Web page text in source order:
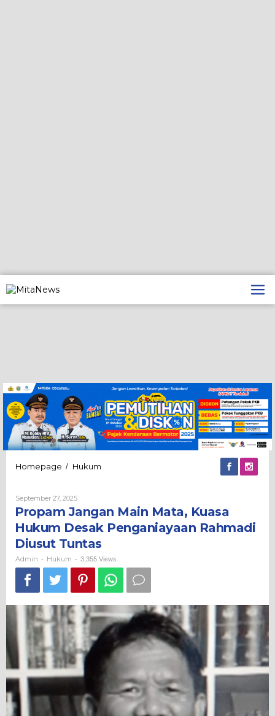
ke
konten
Homepage / Hukum
Kuasa
Desak
Penganiayaan
Diusut
Tuntas
September 27, 2025Oleh
Propam Jangan Main Mata, Kuasa
Hukum Desak Penganiayaan Rahmadi
Diusut Tuntas
Admin - Hukum - 3,355 Views